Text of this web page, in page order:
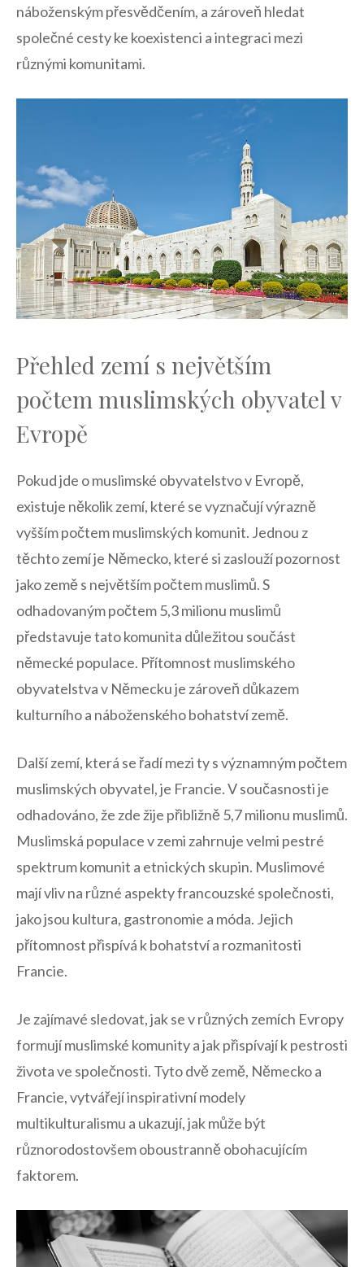
náboženským přesvědčením,⁤ a zároveň hledat
společné cesty ke koexistenci ‍a integraci mezi
různými komunitami.
Přehled ⁤zemí s největším
počtem muslimských⁤ obyvatel v‌
Evropě
Pokud‍ jde o ‌muslimské obyvatelstvo⁢ v Evropě, ​
existuje ​několik zemí, které se vyznačují výrazně
vyšším počtem muslimských komunit. ​Jednou z
těchto ⁣zemí je Německo, které⁤ si​ zaslouží pozornost
jako země ​s největším počtem muslimů. S
odhadovaným​ počtem 5,3 milionu muslimů
představuje tato komunita důležitou součást
německé populace. Přítomnost muslimského
obyvatelstva​ v Německu je zároveň ⁢důkazem
kulturního a náboženského bohatství země.
Další ⁤zemí,⁢ která se řadí mezi ty⁤ s významným počtem
muslimských obyvatel, je ⁢Francie. V ⁢současnosti ‌je ​
odhadováno, že zde‍ žije přibližně 5,7 milionu ​muslimů.
Muslimská‍ populace‌ v ‍zemi⁤ zahrnuje velmi pestré​
spektrum komunit a ⁢etnických​ skupin. Muslimové
mají vliv na různé aspekty francouzské společnosti,
jako jsou kultura, gastronomie a móda. Jejich
⁤přítomnost⁣ přispívá k bohatství a rozmanitosti
Francie.
Je​ zajímavé sledovat, jak⁣ se v ⁣různých ‌zemích ​Evropy
formují muslimské komunity a jak přispívají k pestrosti
života ​ve společnosti. Tyto dvě země, Německo a
Francie, vytvářejí inspirativní ‍modely
multikulturalismu a ukazují, jak může ⁢být
různorodostovšem ‌oboustranně obohacujícím
faktorem.